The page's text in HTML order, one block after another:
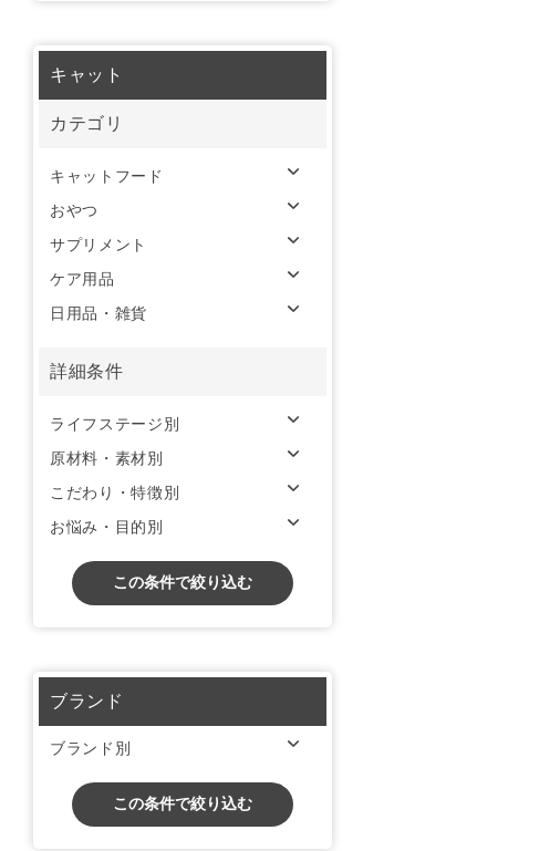
キャット
カテゴリ
キャットフード
おやつ
サプリメント
ケア用品
日用品・雑貨
詳細条件
ライフステージ別
原材料・素材別
こだわり・特徴別
お悩み・目的別
この条件で絞り込む
ブランド
ブランド別
この条件で絞り込む